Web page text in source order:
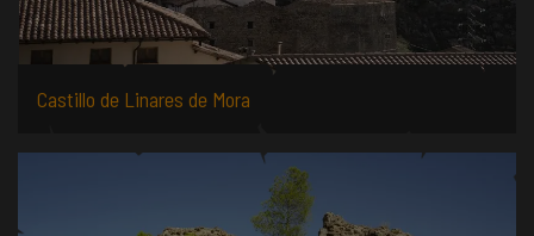
Castillo de Linares de Mora